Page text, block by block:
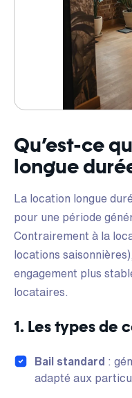
Qu’est-ce
longue
La location longue
pour une période
Contrairement à la
locations
engagement plus
locataires.
1. Les types de
Bail standard :
adapté aux